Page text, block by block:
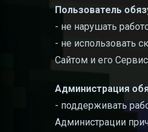
Пользователь
- не нарушать
- не использовать
Сайтом и его
Администрация
- поддерживать
Администрации